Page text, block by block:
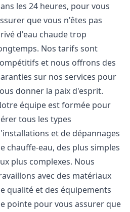
les 24 heures, pour vous
que vous n'êtes pas
d'eau chaude trop
Nos tarifs sont
et nous offrons des
sur nos services pour
donner la paix d'esprit.
équipe est formée pour
tous les types
et de dépannages
chauffe-eau, des plus simples
plus complexes. Nous
avec des matériaux
qualité et des équipements
pointe pour vous assurer que